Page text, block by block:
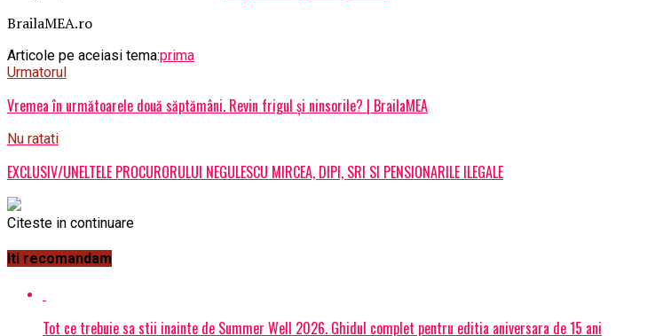
BrailaMEA.ro
Articole pe aceiasi tema:prima
Urmatorul
Vremea în următoarele două săptămâni. Revin frigul şi ninsorile? | BrailaMEA
Nu ratati
EXCLUSIV/UNELTELE PROCURORULUI NEGULESCU MIRCEA, DIPI, SRI SI PENSIONARILE ILEGALE
Citeste in continuare
Iti recomandam
Tot ce trebuie sa stii inainte de Summer Well 2026. Ghidul complet pentru editia aniversara de 15 ani